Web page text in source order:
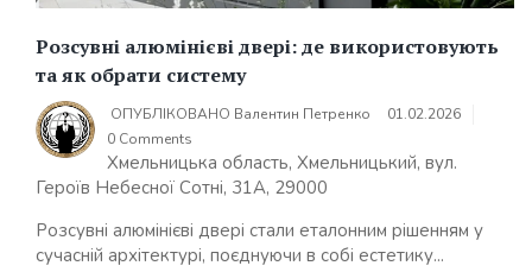
Розсувні алюмінієві двері: де використовують
та як обрати систему
ОПУБЛІКОВАНО Валентин Петренко
01.02.2026
0 Comments
Хмельницька область, Хмельницький, вул.
Героїв Небесної Сотні, 31А, 29000
Розсувні алюмінієві двері стали еталонним рішенням у
сучасній архітектурі, поєднуючи в собі естетику...